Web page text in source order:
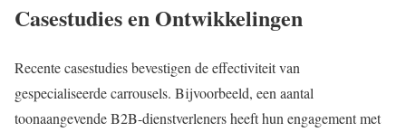
Casestudies en Ontwikkelingen
Recente casestudies bevestigen de effectiviteit van
gespecialiseerde carrousels. Bijvoorbeeld, een aantal
toonaangevende B2B-dienstverleners heeft hun engagement met